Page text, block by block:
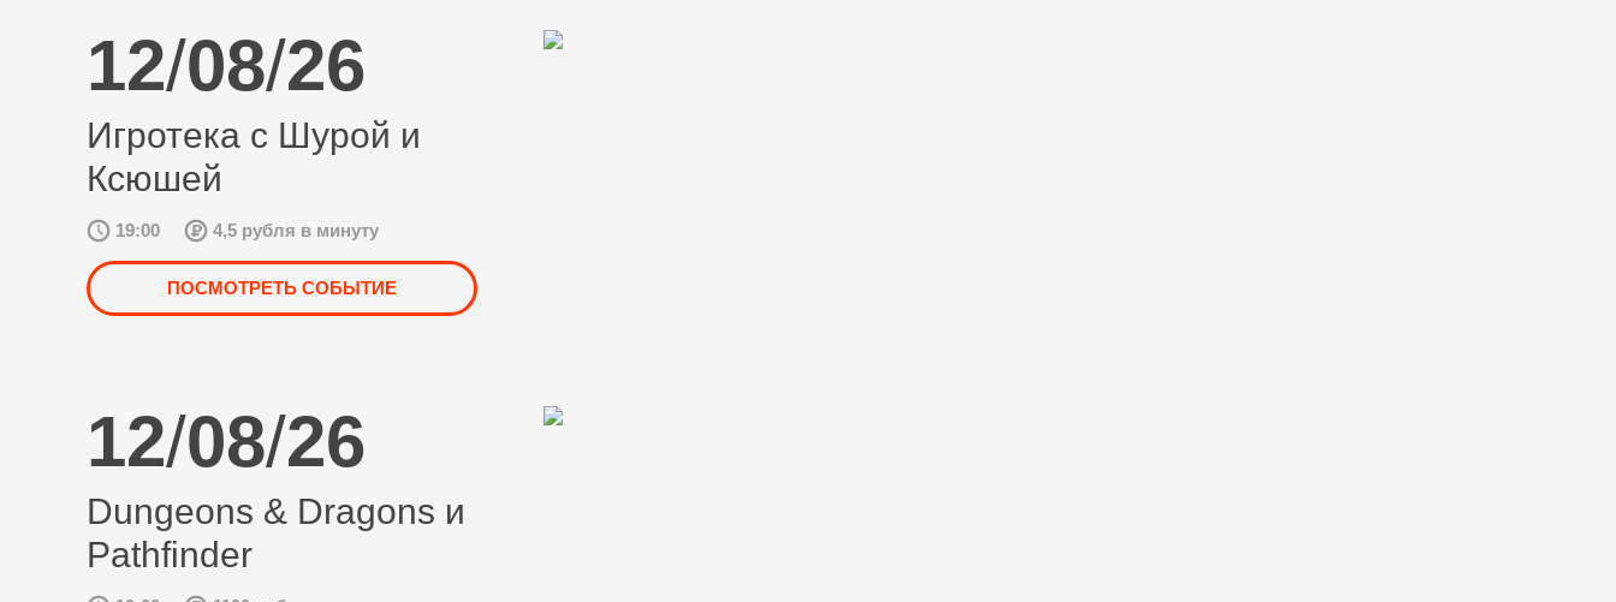
12/08/26
Игротека с Шурой и
Ксюшей
19:00 4,5 рубля в минуту
ПОСМОТРЕТЬ СОБЫТИЕ
12/08/26
Dungeons & Dragons и
Pathfinder